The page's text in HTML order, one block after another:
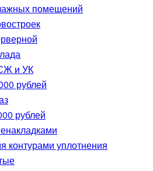
помещений
и УК
рублей
рублей
контурами уплотнения